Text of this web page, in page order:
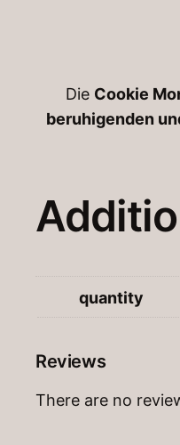
Die Cookie
beruhigenden
quantity
Reviews
There are no